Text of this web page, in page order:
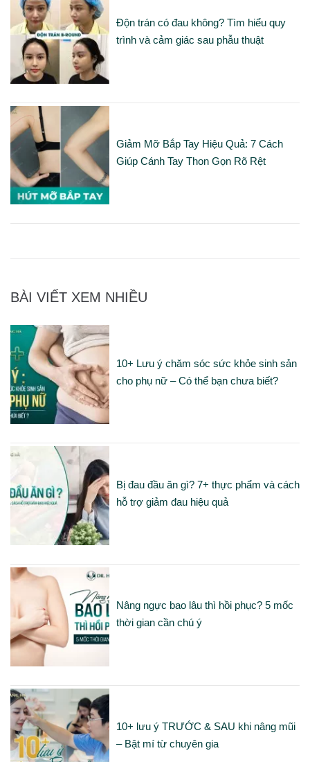
Độn trán có đau không? Tìm hiểu quy
trình và cảm giác sau phẫu thuật
Giảm Mỡ Bắp Tay Hiệu Quả: 7 Cách
Giúp Cánh Tay Thon Gọn Rõ Rệt
BÀI VIẾT XEM NHIỀU
10+ Lưu ý chăm sóc sức khỏe sinh sản
cho phụ nữ – Có thể bạn chưa biết?
Bị đau đầu ăn gì? 7+ thực phẩm và cách
hỗ trợ giảm đau hiệu quả
Nâng ngực bao lâu thì hồi phục? 5 mốc
thời gian cần chú ý
10+ lưu ý TRƯỚC & SAU khi nâng mũi
– Bật mí từ chuyên gia